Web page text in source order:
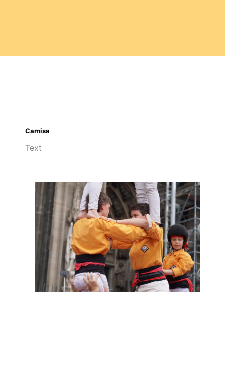
Camisa
Text